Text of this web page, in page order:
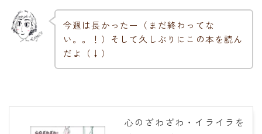
今週は長かったー（まだ終わってな
い。。！）そして久しぶりにこの本を読ん
だよ（↓）
心のざわざわ・イライラを